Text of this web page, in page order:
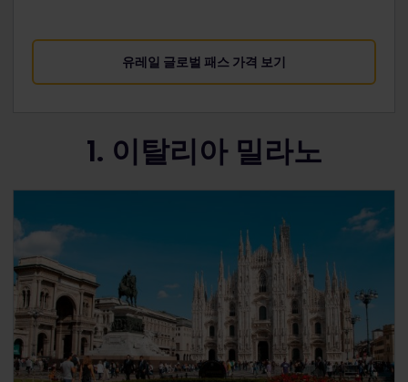
유레일 글로벌 패스 가격 보기
1. 이탈리아 밀라노